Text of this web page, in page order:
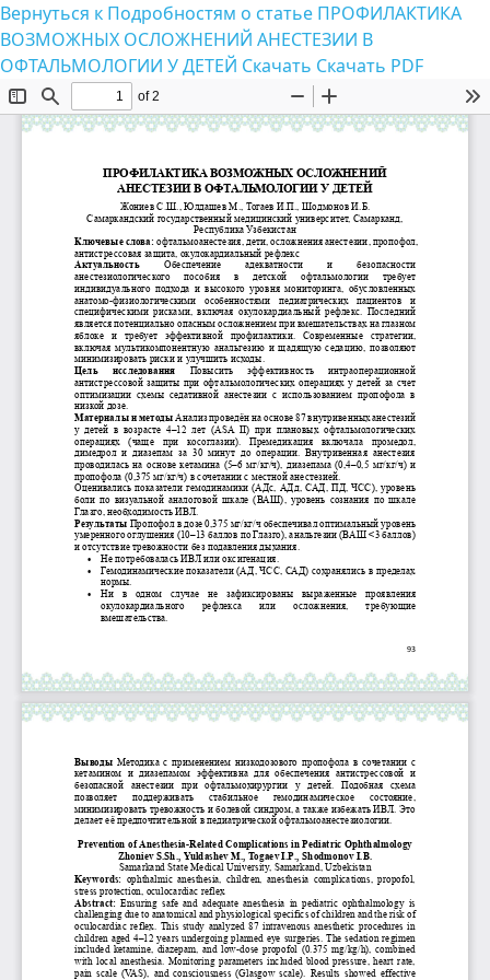
Вернуться к Подробностям о статье ПРОФИЛАКТИКА
ВОЗМОЖНЫХ ОСЛОЖНЕНИЙ АНЕСТЕЗИИ В
ОФТАЛЬМОЛОГИИ У ДЕТЕЙ Скачать Скачать PDF